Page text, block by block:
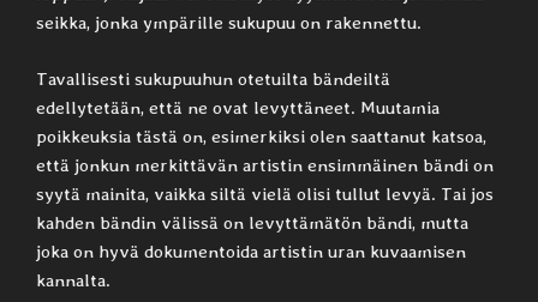
seikka, jonka ympärille sukupuu on rakennettu.
Tavallisesti sukupuuhun otetuilta bändeiltä
edellytetään, että ne ovat levyttäneet. Muutamia
poikkeuksia tästä on, esimerkiksi olen saattanut katsoa,
että jonkun merkittävän artistin ensimmäinen bändi on
syytä mainita, vaikka siltä vielä olisi tullut levyä. Tai jos
kahden bändin välissä on levyttämätön bändi, mutta
joka on hyvä dokumentoida artistin uran kuvaamisen
kannalta.